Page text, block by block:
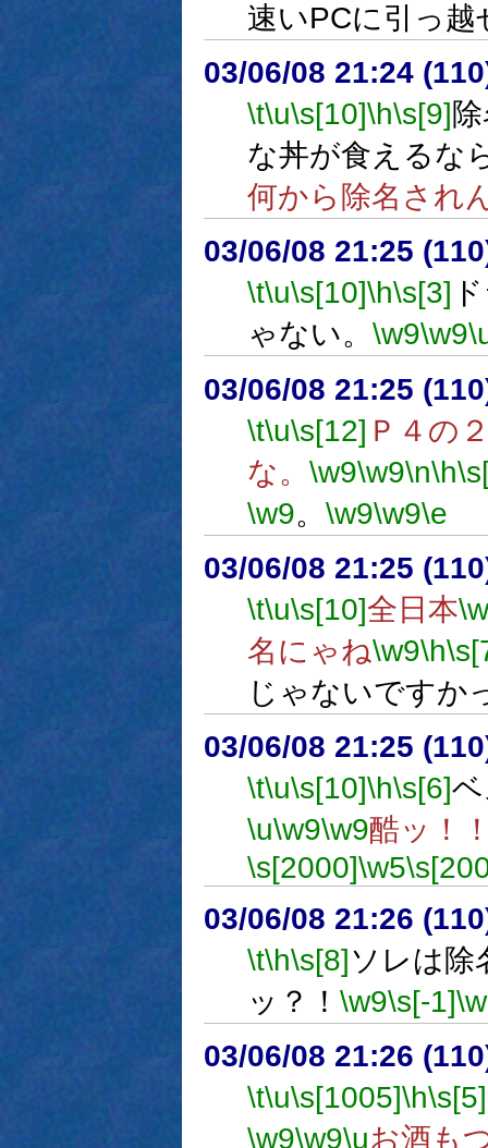
速いPCに引っ
03/06/08 21:24
\t\u\s[10]\h\s[9]
な丼が食えるな
何から除名され
03/06/08 21:25
\t\u\s[10]\h\s[3]
ゃない。 \w9\w9
03/06/08 21:25
\t\u\s[12] Ｐ４の
な。 \w9\w9\n\h
\w9。 \w9\w9\e
03/06/08 21:25
\t\u\s[10]全日本
名にゃね\w9\h
じゃないですか
03/06/08 21:25
\t\u\s[10]\h\s[6]
\u\w9\w9酷ッ！
\s[2000]\w5
03/06/08 21:26
\t\h\s[8]ソレは除
ッ？！ \w9\s[-1]
03/06/08 21:26
\t\u\s[1005]\h\s[5]
\w9\w9\uお酒も